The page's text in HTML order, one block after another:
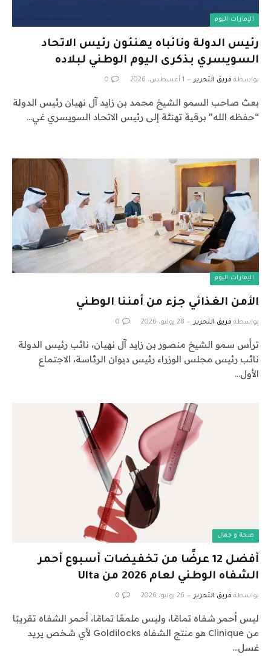
الإمارات اليوم
رئيس الدولة ونائباه يهنئون رئيس الاتحاد
السويسري بذكرى اليوم الوطني لبلاده
بواسطة فريق التحرير 1 أغسطس، 2026 0
بعث صاحب السمو الشيخ محمد بن زايد آل نهيان رئيس الدولة
“حفظه الله” برقية تهنئة إلى رئيس الاتحاد السويسري غي…
الإمارات اليوم
الأمن الغذائي جزء من أمننا الوطني
بواسطة فريق التحرير 28 يوليو، 2026 0
ترأس سمو الشيخ منصور بن زايد آل نهيان، نائب رئيس الدولة
نائب رئيس مجلس الوزراء رئيس ديوان الرئاسة، الاجتماع
الأول…
صحة و جمال
أفضل 12 عرضًا من تخفيضات أسبوع أحمر
الشفاه الوطني لعام 2026 من Ulta
بواسطة فريق التحرير 26 يوليو، 2026 0
ليس أحمر شفاه تمامًا، وليس ملمعًا تمامًا، أحمر الشفاه تقريبًا
من Clinique هو منتج الشفاه Goldilocks لأي شخص يريد
غسل…